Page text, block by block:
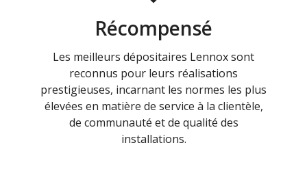
Récompensé
Les meilleurs dépositaires Lennox sont
reconnus pour leurs réalisations
prestigieuses, incarnant les normes les plus
élevées en matière de service à la clientèle,
de communauté et de qualité des
installations.